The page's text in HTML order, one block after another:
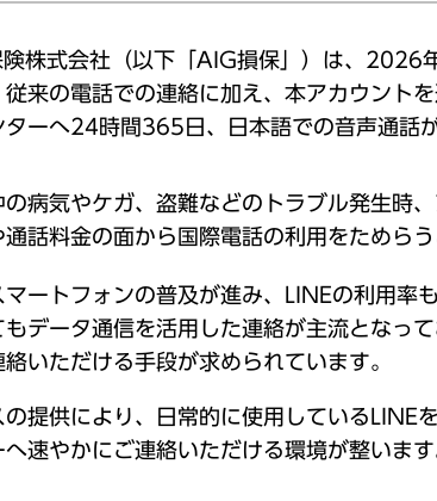
株式会社（以下「AIG損保」）は、2026
従来の電話での連絡に加え、本アカウント
ターへ24時間365日、日本語での音声通話
の病気やケガ、盗難などのトラブル発生時
話料金の面から国際電話の利用をためら
マートフォンの普及が進み、LINEの利用率
もデータ通信を活用した連絡が主流となっ
いただける手段が求められています。
の提供により、日常的に使用しているLINE
へ速やかにご連絡いただける環境が整います